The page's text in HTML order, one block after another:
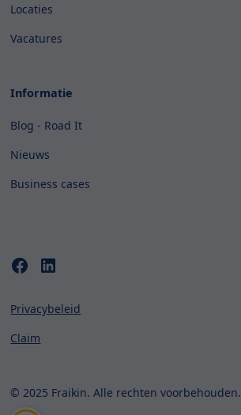
Locaties
Vacatures
Informatie
Blog - Road It
Nieuws
Business cases
© 2025 Fraikin. Alle rechten voorbehouden.
Privacybeleid
Claim